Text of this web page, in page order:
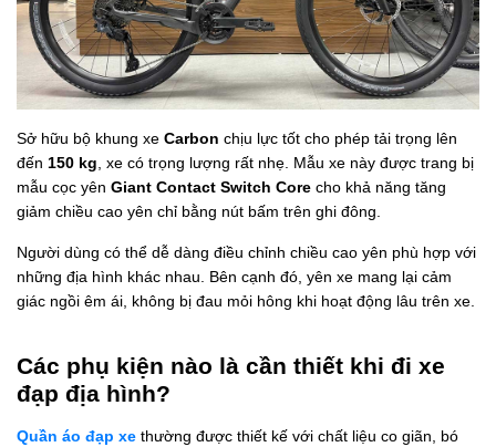
Sở hữu bộ khung xe Carbon chịu lực tốt cho phép tải trọng lên
đến 150 kg , xe có trọng lượng rất nhẹ. Mẫu xe này được trang bị
mẫu cọc yên Giant Contact Switch Core cho khả năng tăng
giảm chiều cao yên chỉ bằng nút bấm trên ghi đông.
Người dùng có thể dễ dàng điều chỉnh chiều cao yên phù hợp với
những địa hình khác nhau. Bên cạnh đó, yên xe mang lại cảm
giác ngồi êm ái, không bị đau mỏi hông khi hoạt động lâu trên xe.
Các phụ kiện nào là cần thiết khi đi xe
đạp địa hình?
Quần áo đạp xe thường được thiết kế với chất liệu co giãn, bó